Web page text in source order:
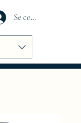
Se connecter